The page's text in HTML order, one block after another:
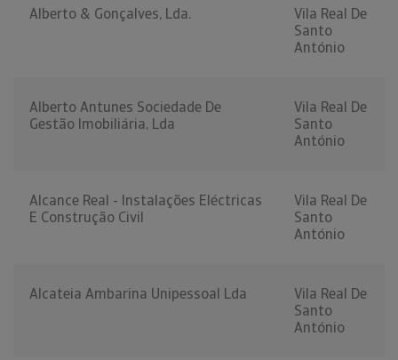
Alberto & Gonçalves, Lda.
Vila Real De
Santo
António
Alberto Antunes Sociedade De
Gestão Imobiliária, Lda
Vila Real De
Santo
António
Alcance Real - Instalações Eléctricas
E Construção Civil
Vila Real De
Santo
António
Alcateia Ambarina Unipessoal Lda
Vila Real De
Santo
António